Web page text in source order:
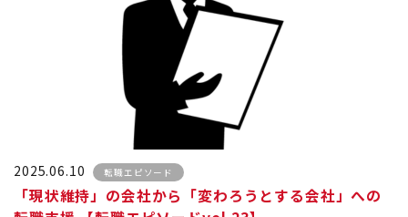
2025.06.10 転職エピソード
「現状維持」の会社から「変わろうとする会社」への